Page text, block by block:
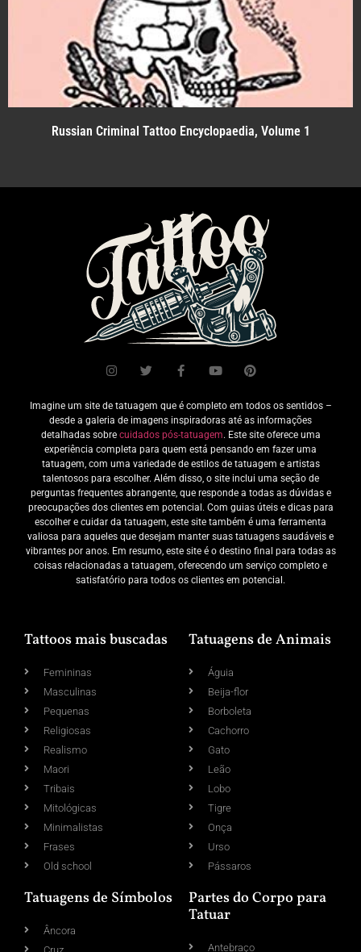
Russian Criminal Tattoo Encyclopaedia, Volume 1
Imagine um site de tatuagem que é completo em todos os sentidos –
desde a galeria de imagens inspiradoras até as informações
detalhadas sobre cuidados pós-tatuagem. Este site oferece uma
experiência completa para quem está pensando em fazer uma
tatuagem, com uma variedade de estilos de tatuagem e artistas
talentosos para escolher. Além disso, o site inclui uma seção de
perguntas frequentes abrangente, que responde a todas as dúvidas e
preocupações dos clientes em potencial. Com guias úteis e dicas para
escolher e cuidar da tatuagem, este site também é uma ferramenta
valiosa para aqueles que desejam manter suas tatuagens saudáveis e
vibrantes por anos. Em resumo, este site é o destino final para todas as
coisas relacionadas a tatuagem, oferecendo um serviço completo e
satisfatório para todos os clientes em potencial.
Tattoos mais buscadas
Femininas
Masculinas
Pequenas
Religiosas
Realismo
Maori
Tribais
Mitológicas
Minimalistas
Frases
Old school
Tatuagens de Animais
Águia
Beija-flor
Borboleta
Cachorro
Gato
Leão
Lobo
Tigre
Onça
Urso
Pássaros
Tatuagens de Símbolos
Âncora
Partes do Corpo para
Tatuar
Antebraço